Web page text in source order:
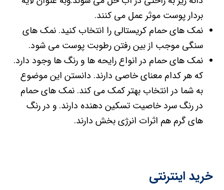
بردار پوست موثر عمل می کنند.
نمک های حمام کریستالی را انتخاب کنید. نمک های
سنگی موجب از بین رفتن رطوبت پوست می شود.
نمک های حمام در انواع رایحه ها و رنگ ها وجود دارد.
که هر کدام معنای خاصی دارند. دانستن این موضوع
به شما در انتخاب بهتر کمک می کند. نمک های حمام
در رنگ سرد خاصیت تسکین دهنده دارند. و در رنگ
های گرم هم اثرات انرژی بخش دارند.
خرید اینترنتی